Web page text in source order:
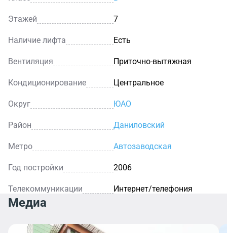
вытяжной вентиляции, центрального
кондиционирования, лифты фирмы OTIS. Контроль
профессиональная управляющая компания.
центра «Омега Плаза» имеется охраняемая наземная
парковка, в том числе гостевая.
Этажей 7
Наличие лифта Есть
Вентиляция Приточно-вытяжная
Кондиционирование Центральное
Округ ЮАО
Район Даниловский
Метро Автозаводская
Год постройки 2006
Телекоммуникации Интернет/телефония
Медиа